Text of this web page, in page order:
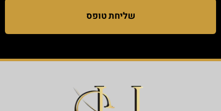
שליחת טופס